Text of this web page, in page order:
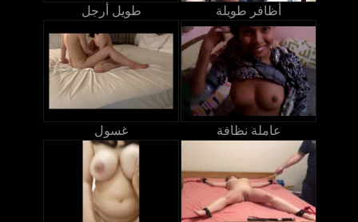
طويل أرجل أظافر طويلة
غسول عاملة نظافة